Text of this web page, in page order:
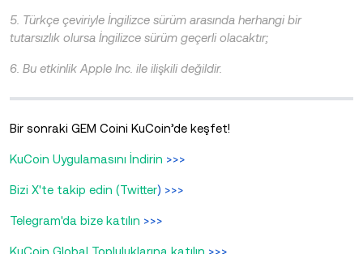
5. Türkçe çeviriyle İngilizce sürüm arasında herhangi bir
tutarsızlık olursa İngilizce sürüm geçerli olacaktır;
6. Bu etkinlik Apple Inc. ile ilişkili değildir.
Bir sonraki GEM Coini KuCoin’de keşfet!
KuCoin Uygulamasını İndirin >>>
Bizi X'te takip edin (Twitter) >>>
Telegram'da bize katılın >>>
KuCoin Global Topluluklarına katılın >>>